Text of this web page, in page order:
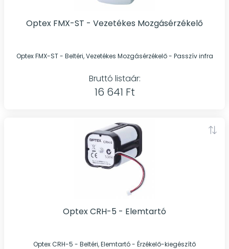
Optex FMX-ST - Vezetékes Mozgásérzékelő
Optex FMX-ST - Beltéri, Vezetékes Mozgásérzékelő - Passzív infra
Bruttó listaár:
16 641 Ft
Optex CRH-5 - Elemtartó
Optex CRH-5 - Beltéri, Elemtartó - Érzékelő-kiegészítő